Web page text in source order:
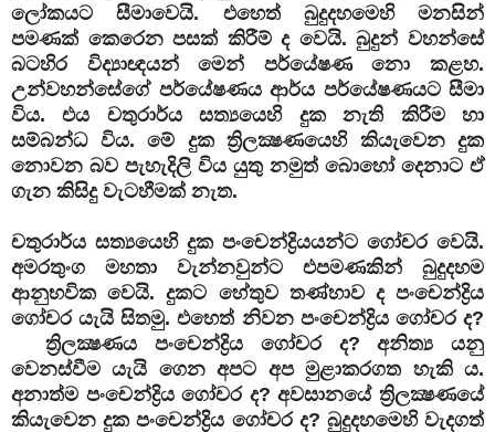
ලෝකයට සීමාවෙයි. එහෙත් බුදුදහමෙහි මනසින්
පමණක් කෙරෙන පසක් කිරීම් ද වෙයි. බුදුන් වහන්සේ
බටහිර විද්‍යාඥයන් මෙන් පර්යේෂණ නො කළහ.
උන්වහන්සේගේ පර්යේෂණය ආර්ය පර්යේෂණයට සීමා
විය. එය චතුරාර්ය සත්‍යයෙහි දුක නැති කිරීම හා
සම්බන්ධ විය. මේ දුක ත්‍රිලක්‍ෂණයෙහි කියැවෙන දුක
නොවන බව පැහැදිලි විය යුතු නමුත් බොහෝ දෙනාට ඒ
ගැන කිසිදු වැටහීමක් නැත.
චතුරාර්ය සත්‍යයෙහි දුක පංචෙන්ද්‍රියයන්ට ගෝචර වෙයි.
අමරතුංග මහතා වැන්නවුන්ට එපමණකින් බුදුදහම
ආනුභවික වෙයි. දුකට හේතුව තණ්හාව ද පංචෙන්ද්‍රිය
ගෝචර යැයි සිතමු. එහෙත් නිවන පංචෙන්ද්‍රිය ගෝචර ද?
ත්‍රිලක්‍ෂණය පංචෙන්ද්‍රිය ගෝචර ද? අනිත්‍ය යනු
වෙනස්වීම යැයි ගෙන අපට අප මුළාකරගත හැකි ය.
අනාත්ම පංචෙන්ද්‍රිය ගෝචර ද? අවසානයේ ත්‍රිලක්‍ෂණයේ
කියැවෙන දුක පංචෙන්ද්‍රිය ගෝචර ද? බුදුදහමෙහි වැදගත්